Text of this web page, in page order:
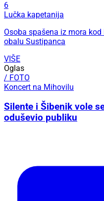
6
Lučka kapetanija
Osoba spašena iz mora
obalu Sustipanca
VIŠE
Oglas
/ FOTO
Koncert na Mihovilu
Silente i Šibenik vole
oduševio publiku